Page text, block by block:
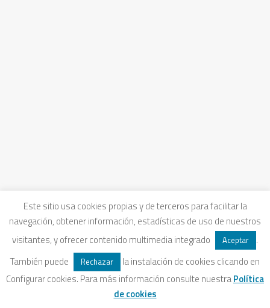
diferentes ámbitos y perspectivas,
causas,…
Este sitio usa cookies propias y de terceros para facilitar la
navegación, obtener información, estadísticas de uso de nuestros
visitantes, y ofrecer contenido multimedia integrado
Aceptar
.
También puede
Rechazar
la instalación de cookies clicando en
Configurar cookies. Para más información consulte nuestraPolítica
de cookies